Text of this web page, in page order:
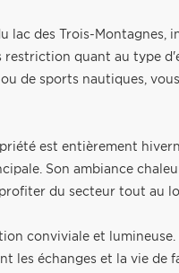
lac des Trois-Montagnes,
quant au type
de sports nautiques,
est entièrement
Son ambiance
du secteur tout au
conviviale et lumineuse.
les échanges et la vie de